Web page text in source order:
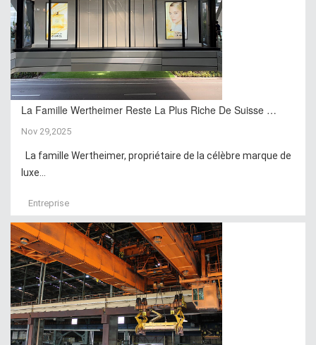
La Famille Wertheimer Reste La Plus Riche De Suisse …
Nov 29,2025
La famille Wertheimer, propriétaire de la célèbre marque de
luxe...
Entreprise